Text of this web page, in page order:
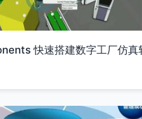
快速搭建数字工厂仿真